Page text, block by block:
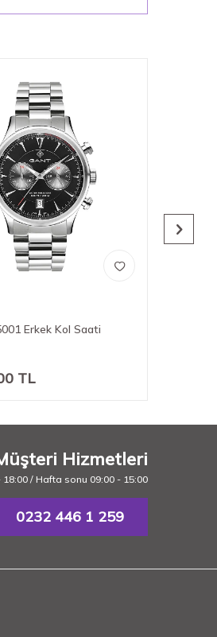
Erkek Kol Saati
TL
Hizmetleri
/ Hafta sonu 09:00 - 15:00
0232 446 1 259